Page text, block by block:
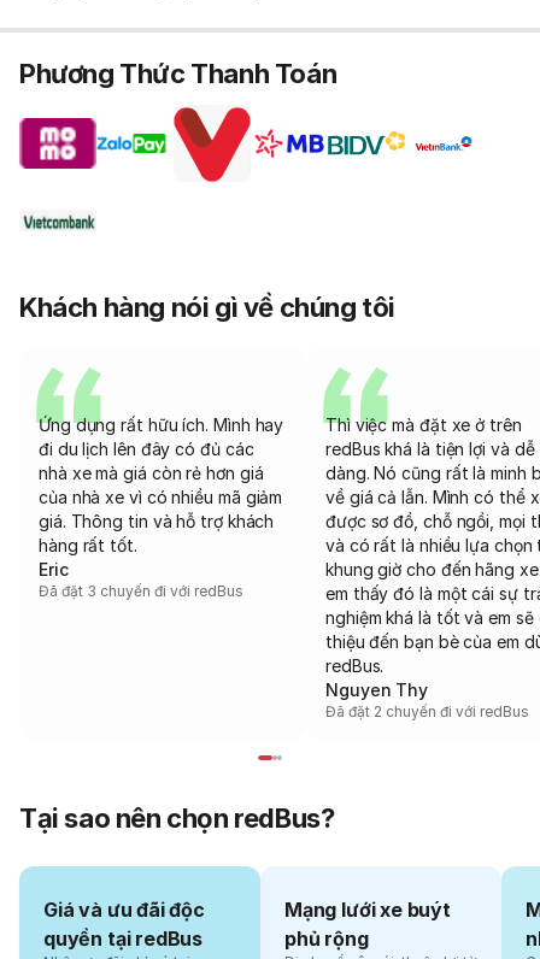
Phương Thức Thanh Toán
Khách hàng nói gì về chúng tôi
Ứng dụng rất hữu ích. Mình hay
đi du lịch lên đây có đủ các
nhà xe mà giá còn rẻ hơn giá
của nhà xe vì có nhiều mã giảm
giá. Thông tin và hỗ trợ khách
hàng rất tốt.
Eric
Đã đặt 3 chuyến đi với redBus
Thì việc mà đặt xe ở trên
redBus khá là tiện lợi và dễ
dàng. Nó cũng rất là minh
về giá cả lẫn. Mình có thể
được sơ đồ, chỗ ngồi, mọi
và có rất là nhiều lựa chọn
khung giờ cho đến hãng
em thấy đó là một cái sự
nghiệm khá là tốt và em sẽ
thiệu đến bạn bè của em
redBus.
Nguyen Thy
Đã đặt 2 chuyến đi với redBus
Tại sao nên chọn redBus?
Giá và ưu đãi độc
quyền tại redBus
Mạng lưới xe buýt
phủ rộng